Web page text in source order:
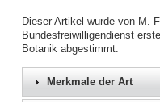
Dieser Artikel wurde von M.
Bundesfreiwilligendienst
Botanik abgestimmt.
Merkmale der Art